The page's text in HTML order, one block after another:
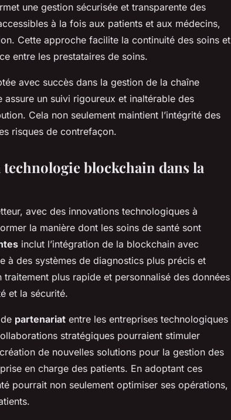
une gestion sécurisée et transparente des
à la fois aux patients et aux médecins,
Cette approche facilite la continuité des soins et
entre les prestataires de soins.
avec succès dans la gestion de la chaîne
assure un suivi rigoureux et inaltérable des
Cela non seulement maintient l’intégrité des
risques de contrefaçon.
technologie blockchain dans la
avec des innovations technologiques à
la manière dont les soins de santé sont
inclut l’intégration de la blockchain avec
à des systèmes de diagnostics plus précis et
plus rapide et personnalisé des données
et la sécurité.
partenariat entre les entreprises technologiques
stratégiques pourraient stimuler
de nouvelles solutions pour la gestion des
en charge des patients. En adoptant ces
pourrait non seulement optimiser ses opérations,